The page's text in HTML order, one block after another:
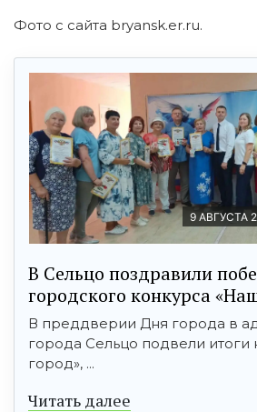
Фото с сайта bryansk.er.ru.
9 АВГУСТА
В Сельцо поздравили
городского конкурса
В преддверии Дня города в
города Сельцо подвели итоги
город», ...
Читать далее